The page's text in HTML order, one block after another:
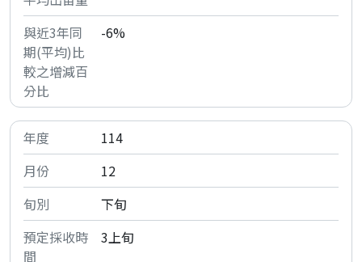
-6%
114
12
下旬
3上旬